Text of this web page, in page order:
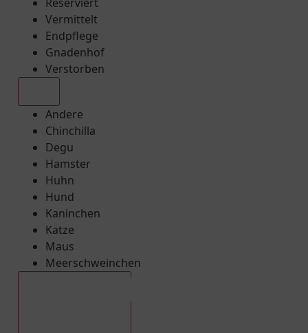
Vermittelt
Endpflege
Gnadenhof
Verstorben
Andere
Chinchilla
Degu
Hamster
Huhn
Hund
Kaninchen
Katze
Maus
Meerschweinchen